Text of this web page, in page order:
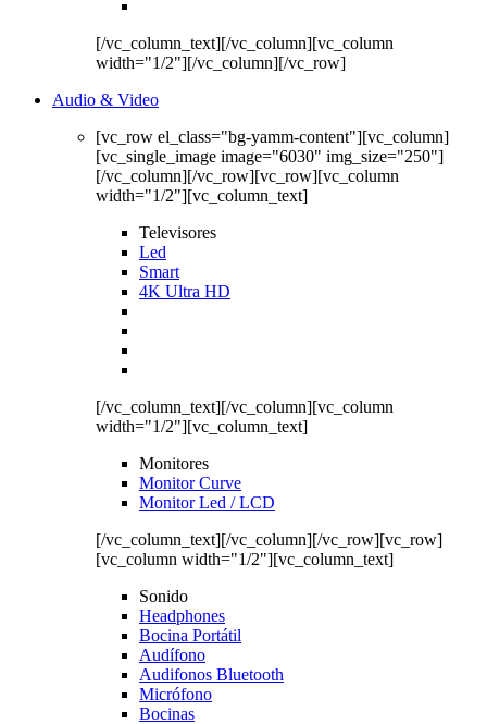
[/vc_column_text][/vc_column][vc_column
width="1/2"][/vc_column][/vc_row]
Audio & Video
[vc_row el_class="bg-yamm-content"][vc_column]
[vc_single_image image="6030" img_size="250"]
[/vc_column][/vc_row][vc_row][vc_column
width="1/2"][vc_column_text]
Televisores
Led
Smart
4K Ultra HD
[/vc_column_text][/vc_column][vc_column
width="1/2"][vc_column_text]
Monitores
Monitor Curve
Monitor Led / LCD
[/vc_column_text][/vc_column][/vc_row][vc_row]
[vc_column width="1/2"][vc_column_text]
Sonido
Headphones
Bocina Portátil
Audífono
Audifonos Bluetooth
Micrófono
Bocinas